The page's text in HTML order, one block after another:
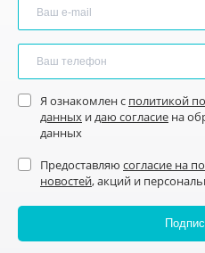
Я ознакомлен с политикой
данных идаю согласие на
данных
Предоставляю согласие на
новостей, акций и